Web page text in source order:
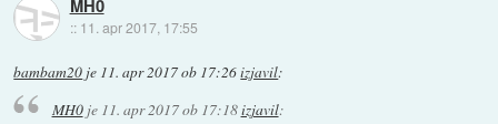
MH0
:: 11. apr 2017, 17:55
bambam20 je 11. apr 2017 ob 17:26izjavil:
MH0je 11. apr 2017 ob 17:18izjavil: